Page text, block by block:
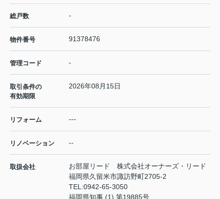
総戸数 -
物件番号 91378476
管理コード -
取引条件の
有効期限
2026年08月15日
リフォーム ---
リノベーション --
取扱会社
お部屋リード 株式会社オーナーズ・リード
福岡県久留米市諏訪野町2705-2
TEL:0942-65-3050
福岡県知事 (1) 第19885号